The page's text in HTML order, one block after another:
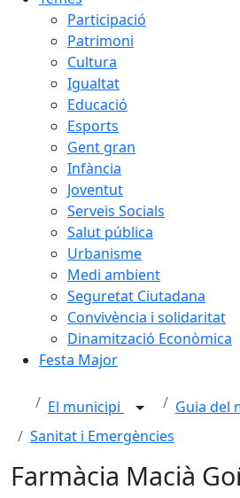
Participació
Patrimoni
Cultura
Igualtat
Educació
Esports
Gent gran
Infància
Joventut
Serveis Socials
Salut pública
Urbanisme
Medi ambient
Seguretat Ciutadana
Convivència i solidaritat
Dinamització Econòmica
Festa Major
El municipi
Guia del
Sanitat i Emergències
Farmàcia Macià